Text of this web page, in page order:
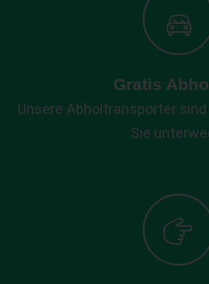
Gratis
Unsere Abholtransporter
Sie